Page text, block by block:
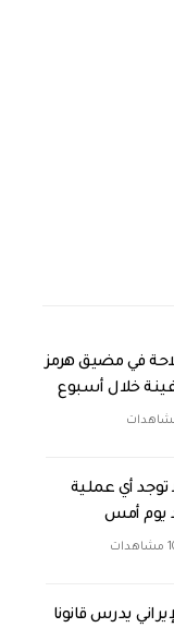
في مضيق هرمز
توجد أي عملية
يوم أمس
يدرس قانونا